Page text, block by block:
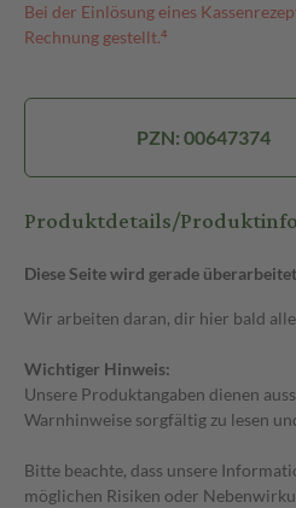
Bei der Einlösung eines
Rechnung gestellt.⁴
PZN: 00647374
Produktdetails/
Diese Seite wird gerade
Wir arbeiten daran, dir hier bald
Wichtiger Hinweis:
Unsere Produktangaben dienen
Warnhinweise sorgfältig zu lesen
Bitte beachte, dass unsere
möglichen Risiken oder